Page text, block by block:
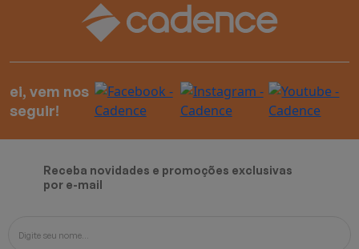
ei, vem nos
seguir!
Receba novidades e promoções exclusivas
por e-mail